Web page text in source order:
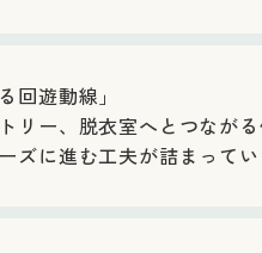
回遊動線」
リー、脱衣室へとつながる
ズに進む工夫が詰まってい